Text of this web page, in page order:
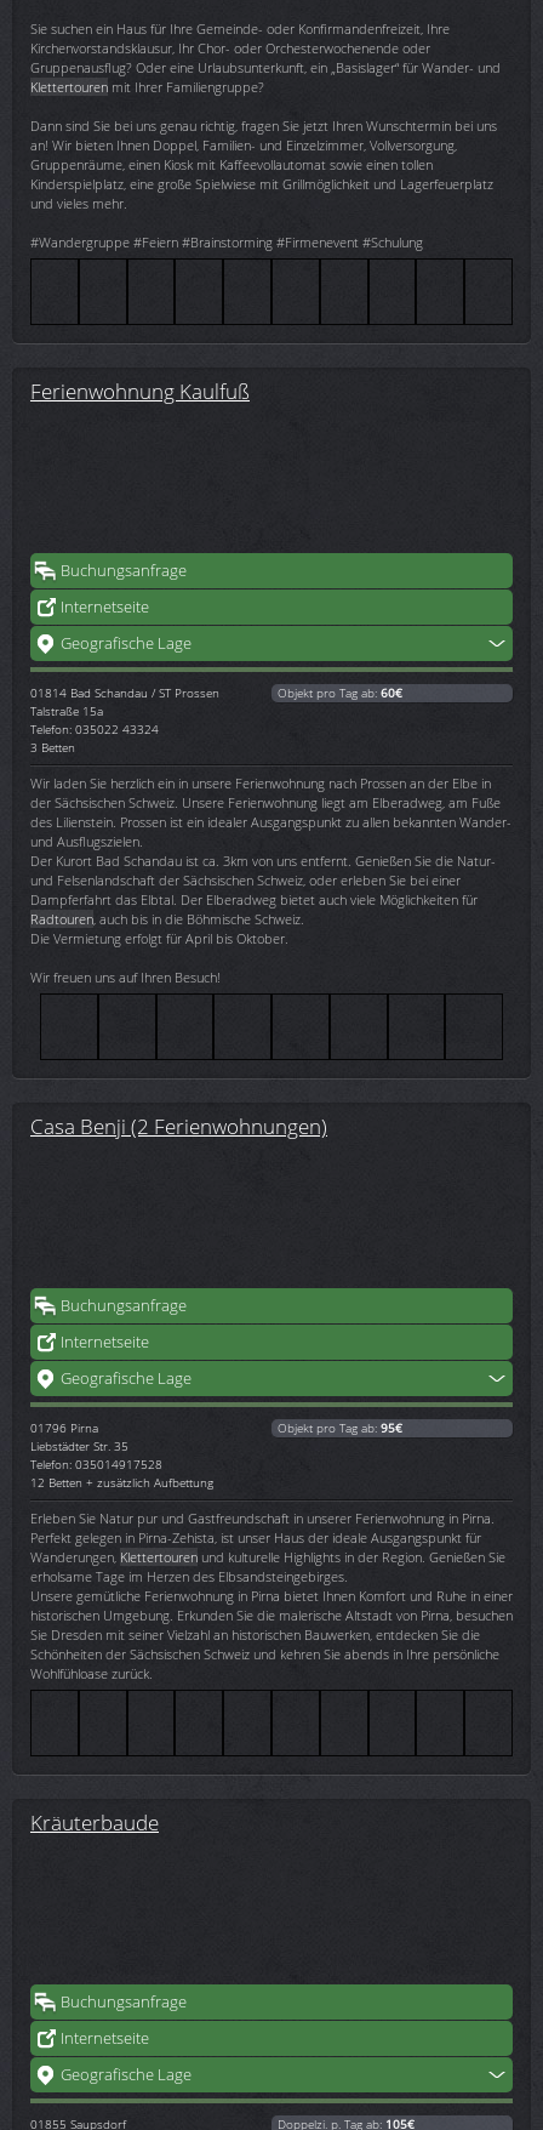
Sie suchen ein Haus für Ihre Gemeinde- oder Konfirmandenfreizeit, Ihre
Kirchenvorstandsklausur, Ihr Chor- oder Orchesterwochenende oder
Gruppenausflug? Oder eine Urlaubsunterkunft, ein „Basislager“ für Wander- und
Klettertouren mit Ihrer Familiengruppe?
Dann sind Sie bei uns genau richtig, fragen Sie jetzt Ihren Wunschtermin bei uns
an! Wir bieten Ihnen Doppel, Familien- und Einzelzimmer, Vollversorgung,
Gruppenräume, einen Kiosk mit Kaffeevollautomat sowie einen tollen
Kinderspielplatz, eine große Spielwiese mit Grillmöglichkeit und Lagerfeuerplatz
und vieles mehr.
#Wandergruppe #Feiern #Brainstorming #Firmenevent #Schulung
Ferienwohnung Kaulfuß
Buchungsanfrage
Internetseite
Geografische Lage
01814 Bad Schandau / ST Prossen
Talstraße 15a
Telefon: 035022 43324
3 Betten
Objekt pro Tag ab: 60€
Wir laden Sie herzlich ein in unsere Ferienwohnung nach Prossen an der Elbe in
der Sächsischen Schweiz. Unsere Ferienwohnung liegt am Elberadweg, am Fuße
des Lilienstein. Prossen ist ein idealer Ausgangspunkt zu allen bekannten Wander-
und Ausflugszielen.
Der Kurort Bad Schandau ist ca. 3km von uns entfernt. Genießen Sie die Natur-
und Felsenlandschaft der Sächsischen Schweiz, oder erleben Sie bei einer
Dampferfahrt das Elbtal. Der Elberadweg bietet auch viele Möglichkeiten für
Radtouren , auch bis in die Böhmische Schweiz.
Die Vermietung erfolgt für April bis Oktober.
Wir freuen uns auf Ihren Besuch!
Casa Benji (2 Ferienwohnungen)
Buchungsanfrage
Internetseite
Geografische Lage
01796 Pirna
Liebstädter Str. 35
Telefon: 035014917528
12 Betten + zusätzlich Aufbettung
Objekt pro Tag ab: 95€
Erleben Sie Natur pur und Gastfreundschaft in unserer Ferienwohnung in Pirna.
Perfekt gelegen in Pirna-Zehista, ist unser Haus der ideale Ausgangspunkt für
Wanderungen, Klettertouren und kulturelle Highlights in der Region. Genießen Sie
erholsame Tage im Herzen des Elbsandsteingebirges.
Unsere gemütliche Ferienwohnung in Pirna bietet Ihnen Komfort und Ruhe in einer
historischen Umgebung. Erkunden Sie die malerische Altstadt von Pirna, besuchen
Sie Dresden mit seiner Vielzahl an historischen Bauwerken, entdecken Sie die
Schönheiten der Sächsischen Schweiz und kehren Sie abends in Ihre persönliche
Wohlfühloase zurück.
Kräuterbaude
Buchungsanfrage
Internetseite
Geografische Lage
01855 Saupsdorf Doppelzi. p. Tag ab: 105€